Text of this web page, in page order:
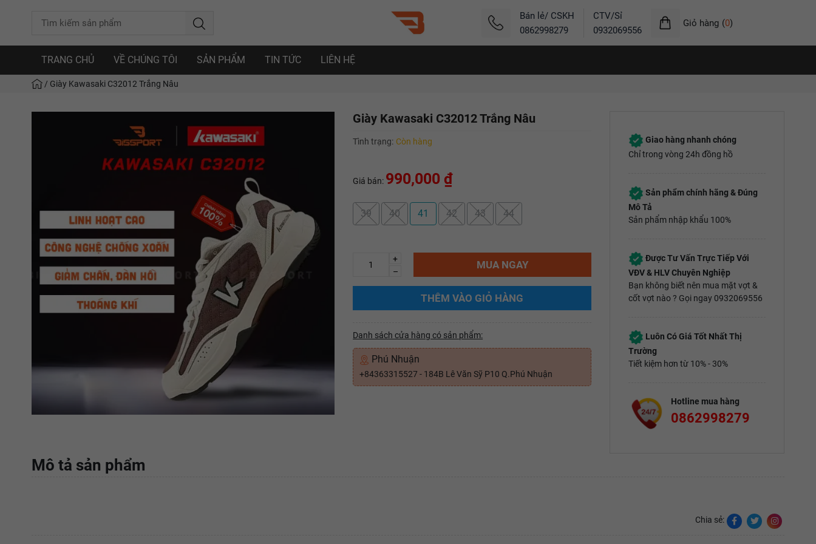
Bán lẻ/ CSKH
0862998279
CTV/Sỉ
0932069556
Giỏ hàng (0)
TRANG CHỦ VỀ CHÚNG TÔI SẢN PHẨM TIN TỨC LIÊN HỆ
/ Giày Kawasaki C32012 Trắng Nâu
Giày Kawasaki C32012 Trắng Nâu
Tình trạng: Còn hàng
Giá bán: 990,000 ₫
39 40 41 42 43 44
+
–
MUA NGAY
THÊM VÀO GIỎ HÀNG
Danh sách cửa hàng có sản phẩm:
Phú Nhuận
+84363315527 - 184B Lê Văn Sỹ P10 Q.Phú Nhuận
Giao hàng nhanh chóng
Chỉ trong vòng 24h đồng hồ
Sản phẩm chính hãng & Đúng
Mô Tả
Sản phẩm nhập khẩu 100%
Được Tư Vấn Trực Tiếp Với
VĐV & HLV Chuyên Nghiệp
Bạn không biết nên mua mặt vợt &
cốt vợt nào ? Gọi ngay 0932069556
Luôn Có Giá Tốt Nhất Thị
Trường
Tiết kiệm hơn từ 10% - 30%
Hotline mua hàng
0862998279
Mô tả sản phẩm
Chia sẻ: